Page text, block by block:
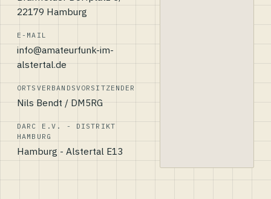
22179 Hamburg
E-MAIL
info@amateurfunk-im-
alstertal.de
ORTSVERBANDSVORSITZENDER
Nils Bendt / DM5RG
DARC E.V. - DISTRIKT
HAMBURG
Hamburg - Alstertal E13